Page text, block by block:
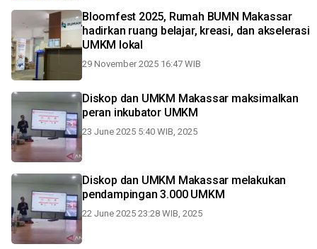
Bloomfest 2025, Rumah BUMN Makassar
hadirkan ruang belajar, kreasi, dan akselerasi
UMKM lokal
29 November 2025 16:47 WIB
Diskop dan UMKM Makassar maksimalkan
peran inkubator UMKM
23 June 2025 5:40 WIB, 2025
Diskop dan UMKM Makassar melakukan
pendampingan 3.000 UMKM
22 June 2025 23:28 WIB, 2025